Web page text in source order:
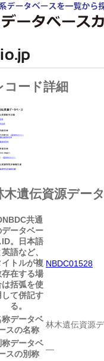
コード詳細
木遺伝資源デー
NBDC共通
データベー
ID。日本語
語など、
イトルが複
存在する場
は括弧を使
して併記す
る。
NBDC01528
称データベ
スの名称
林木遺伝資源
称データベ
スの別称
―